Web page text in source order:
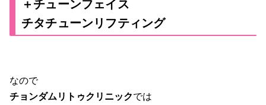
＋チューンフェイス
チタチューンリフティング
なので
チョンダムリトゥクリニックでは